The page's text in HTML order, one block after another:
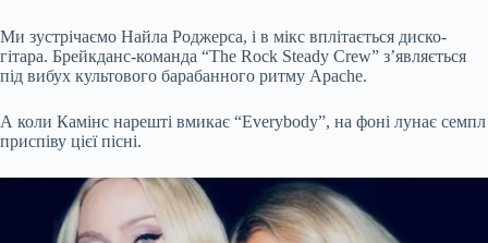
Ми зустрічаємо Найла Роджерса, і в мікс вплітається диско-
гітара. Брейкданс-команда “The Rock Steady Crew” з’являється
під вибух культового барабанного ритму Apache.
А коли Камінс нарешті вмикає “Everybody”, на фоні лунає семпл
приспіву цієї пісні.